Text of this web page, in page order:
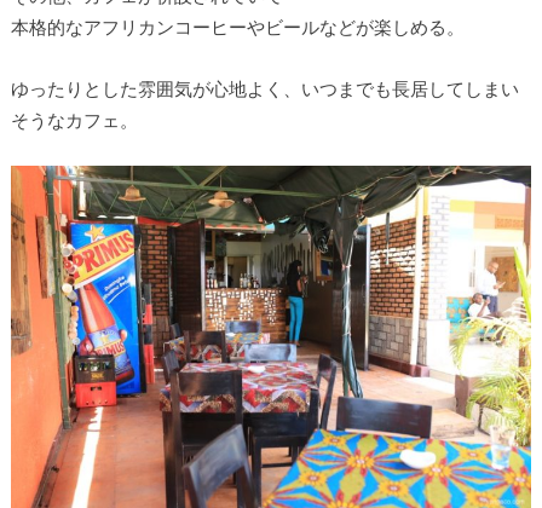
本格的なアフリカンコーヒーやビールなどが楽しめる。
ゆったりとした雰囲気が心地よく、いつまでも長居してしまい
そうなカフェ。